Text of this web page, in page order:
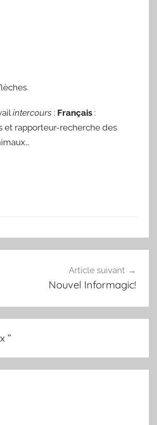
intercours : Français :
et rapporteur-recherche des
Article suivant
Nouvel Informagic!
”